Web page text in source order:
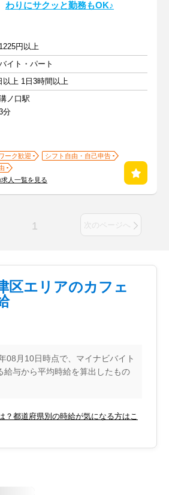
わりにサクッと勤務もOK♪
円以上
イト・パート
以上 1日3時間以上
ノ口駅
分
ーク歓迎
シフト自由・自己申告
人一覧を見る
1 次のページへ
区エリアのカフェ
08月10日時点で、マイナビバイト
給与から平均時給を算出したもの
？都道府県別の時給が気になる方はこ